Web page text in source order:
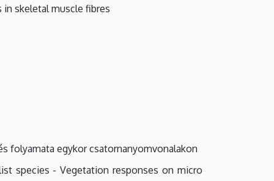
skeletal muscle fibres
folyamata egykor csatornanyomvonalakon
species - Vegetation responses on micro